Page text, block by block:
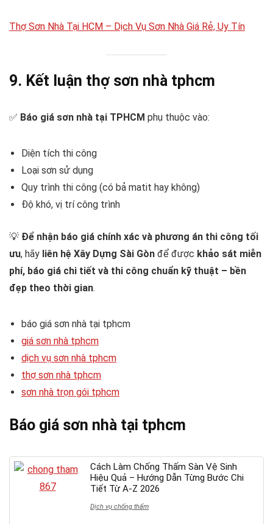
Thợ Sơn Nhà Tại HCM – Dịch Vụ Sơn Nhà Giá Rẻ, Uy Tín
9. Kết luận thợ sơn nhà tphcm
✅ Báo giá sơn nhà tại TPHCM phụ thuộc vào:
Diện tích thi công
Loại sơn sử dụng
Quy trình thi công (có bả matit hay không)
Độ khó, vị trí công trình
💡 Để nhận báo giá chính xác và phương án thi công tối
ưu, hãy liên hệ Xây Dựng Sài Gòn để được khảo sát miễn
phí, báo giá chi tiết và thi công chuẩn kỹ thuật – bền
đẹp theo thời gian.
báo giá sơn nhà tại tphcm
giá sơn nhà tphcm
dịch vụ sơn nhà tphcm
thợ sơn nhà tphcm
sơn nhà trọn gói tphcm
Báo giá sơn nhà tại tphcm
Cách Làm Chống Thấm Sàn Vệ Sinh
Hiệu Quả – Hướng Dẫn Từng Bước Chi
Tiết Từ A-Z 2026
Dịch vụ chống thấm